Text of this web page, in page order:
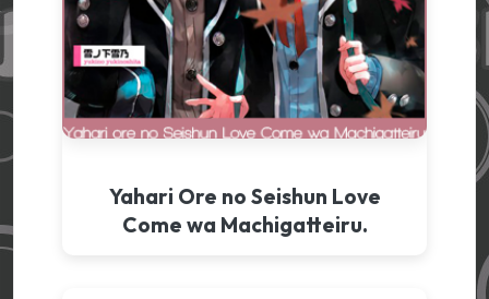
Yahari Ore no Seishun Love
Come wa Machigatteiru.